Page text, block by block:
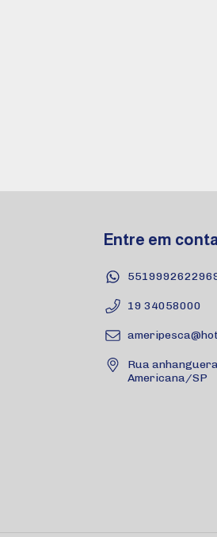
Entre em
19 34058000
Rua
Americana/SP